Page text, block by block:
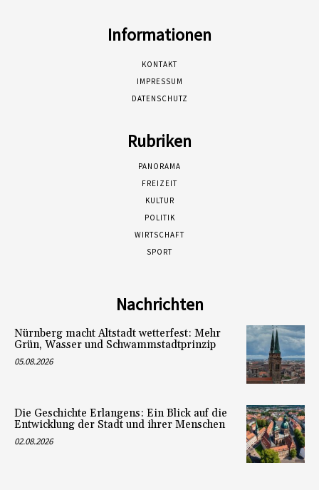
Informationen
KONTAKT
IMPRESSUM
DATENSCHUTZ
Rubriken
PANORAMA
FREIZEIT
KULTUR
POLITIK
WIRTSCHAFT
SPORT
Nachrichten
Nürnberg macht Altstadt wetterfest: Mehr
Grün, Wasser und Schwammstadtprinzip
05.08.2026
Die Geschichte Erlangens: Ein Blick auf die
Entwicklung der Stadt und ihrer Menschen
02.08.2026